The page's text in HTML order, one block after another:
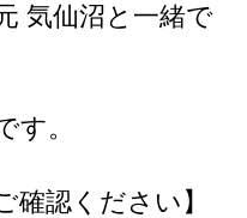
気仙沼と一緒で
す。
確認ください】